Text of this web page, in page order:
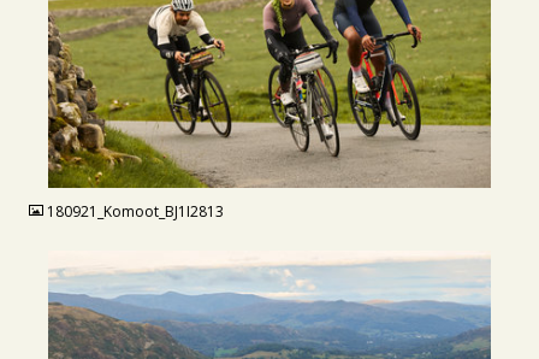
JPG
180921_Komoot_BJ1I2813